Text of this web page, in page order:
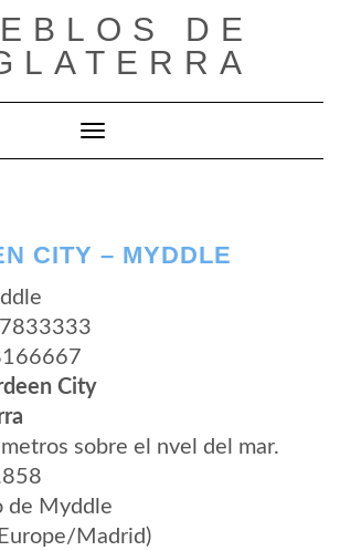
DE
Cambiar modo de navegación
CITY – MYDDLE
City
sobre el nvel del mar.
de Myddle
Madrid)